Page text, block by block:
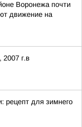
Воронежа почти
движение на
2007 г.в
рецепт для зимнего